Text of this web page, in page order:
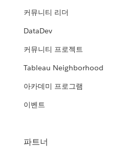
커뮤니티 리더
DataDev
커뮤니티 프로젝트
Tableau Neighborhood
아카데미 프로그램
이벤트
파트너